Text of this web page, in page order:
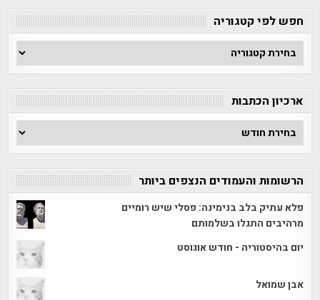
חפש לפי קטגוריה
חפש
לפי
ארכיון הכתבות
ארכיון
הכתבות
הרשומות והעמודים הנצפים ביותר
פלא עתיק בלב בנימינה: פסלי שיש רומיים
מרהיבים התגלו בשלמותם
יום בהיסטוריה - חודש אוגוסט
אבן שמואל